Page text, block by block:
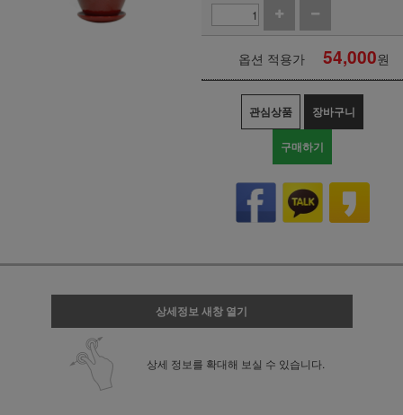
옵션 적용가 54,000원
관심상품 장바구니
구매하기
상세정보 새창 열기
상세 정보를 확대해 보실 수 있습니다.